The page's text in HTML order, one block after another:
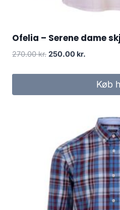
Ofelia – Serene dame
270.00kr. Original
was:
250.00 kr.
is:
250.00
Køb